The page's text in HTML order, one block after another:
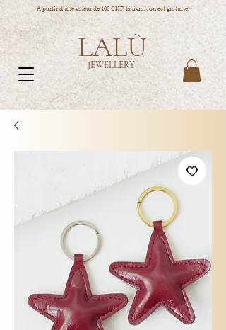
A partir d'une valeur de 100 CHF, la livraison est gratuite!
LALÙ
JEWELLERY